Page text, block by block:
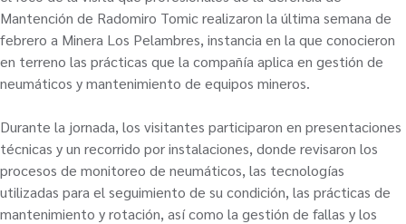
Mantención de Radomiro Tomic realizaron la última semana de
febrero a Minera Los Pelambres, instancia en la que conocieron
en terreno las prácticas que la compañía aplica en gestión de
neumáticos y mantenimiento de equipos mineros.
Durante la jornada, los visitantes participaron en presentaciones
técnicas y un recorrido por instalaciones, donde revisaron los
procesos de monitoreo de neumáticos, las tecnologías
utilizadas para el seguimiento de su condición, las prácticas de
mantenimiento y rotación, así como la gestión de fallas y los